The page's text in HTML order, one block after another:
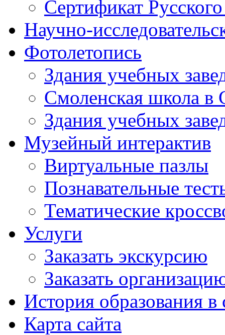
Сертификат
Научно-
Фотолетопись
Здания учебных
Смоленская школа в
Здания учебных
Музейный интерактив
Виртуальные пазлы
Познавательные
Тематические
Услуги
Заказать экскурсию
Заказать
История образования в
Карта сайта